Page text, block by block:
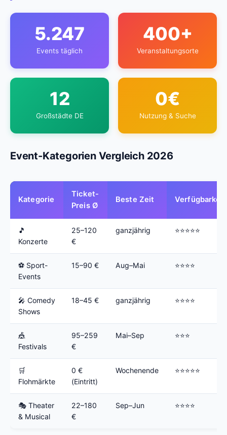
5.247
Events täglich
400+
Veranstaltungsorte
12
Großstädte DE
0€
Nutzung & Suche
Event-Kategorien Vergleich 2026
Kategorie
Ticket-
Preis Ø
Beste Zeit Verfügbarkeit
🎵
Konzerte
25–120
€
ganzjährig ⭐⭐⭐⭐⭐
⚽ Sport-
Events
15–90 € Aug–Mai ⭐⭐⭐⭐
🎤 Comedy
Shows
18–45 € ganzjährig ⭐⭐⭐⭐
🎪
Festivals
95–259
€
Mai–Sep ⭐⭐⭐
🛒
Flohmärkte
0 €
(Eintritt)
Wochenende ⭐⭐⭐⭐⭐
🎭 Theater
& Musical
22–180
€
Sep–Jun ⭐⭐⭐⭐